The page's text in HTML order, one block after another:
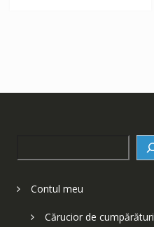
Contul meu
Cărucior de cumpărături